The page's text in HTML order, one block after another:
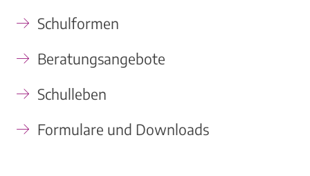
Schulformen
Beratungsangebote
Schulleben
Formulare und Downloads